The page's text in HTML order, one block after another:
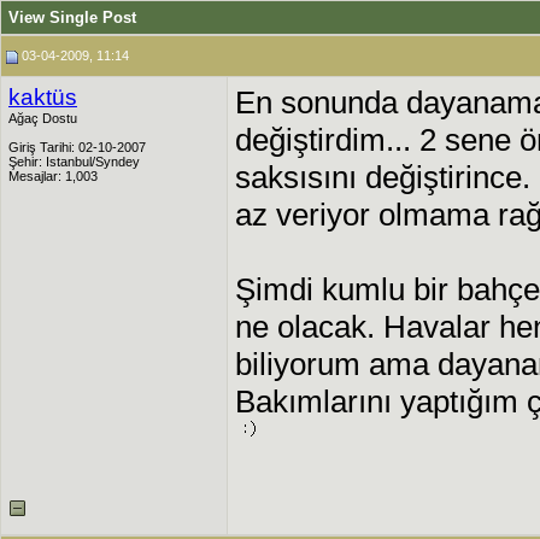
View Single Post
03-04-2009, 11:14
kaktüs
Ağaç Dostu
Giriş Tarihi: 02-10-2007
Şehir: Istanbul/Syndey
Mesajlar: 1,003
En sonunda
değiştirdim... 2 sene
saksısını
az veriyor olmama
Şimdi kumlu bir
ne olacak. Havalar
biliyorum ama
Bakımlarını